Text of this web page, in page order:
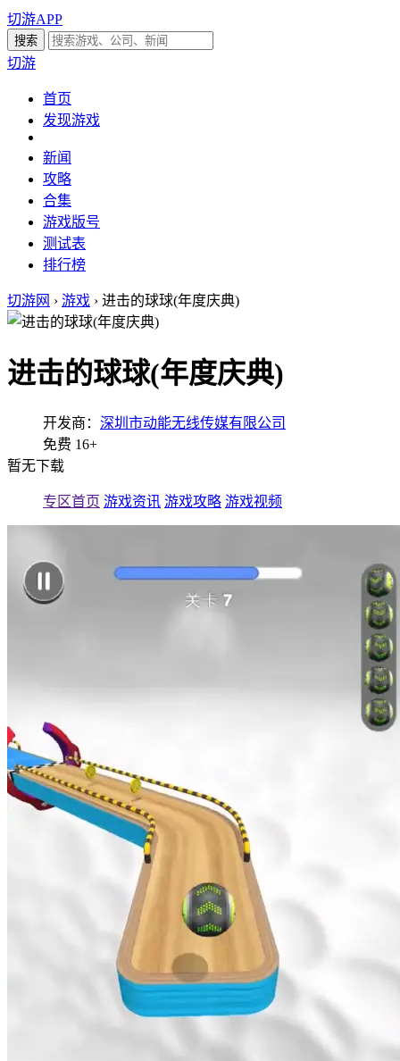
切游APP
切游
首页
发现游戏
新闻
攻略
合集
游戏版号
测试表
排行榜
切游网 › 游戏 › 进击的球球(年度庆典)
进击的球球(年度庆典)
开发商： 深圳市动能无线传媒有限公司
免费 16+
暂无下载
专区首页 游戏资讯 游戏攻略 游戏视频